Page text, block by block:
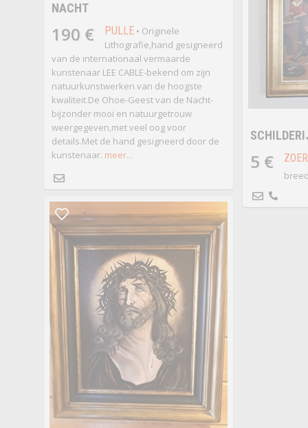
NACHT
190 € PULLE• Originele
Lithografie,hand gesigneerd
van de internationaal vermaarde
kunstenaar LEE CABLE-bekend om zijn
natuurkunstwerken van de hoogste
kwaliteit.De Ohoe-Geest van de Nacht-
bijzonder mooi en natuurgetrouw
weergegeven,met veel oog voor
details.Met de hand gesigneerd door de
kunstenaar. meer... 5 €